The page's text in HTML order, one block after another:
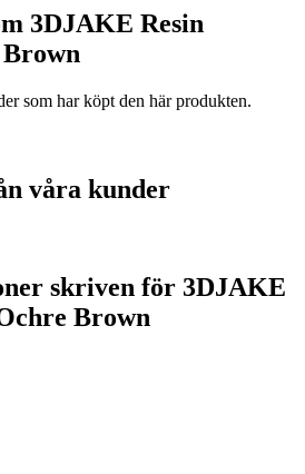
3DJAKE Resin
som har köpt den här produkten.
våra kunder
skriven för 3DJAKE
Brown